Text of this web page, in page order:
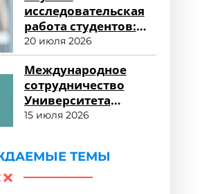
исследовательская
работа студентов:
возможности для
развития
20 июля 2026
Международное
сотрудничество
Университета
«МИР»: новые
15 июля 2026
ТЕМЫ